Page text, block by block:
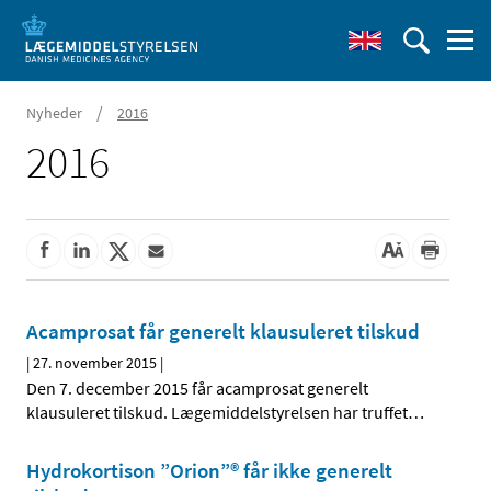
Nyheder / 2016
2016
Acamprosat får generelt klausuleret tilskud
|27. november 2015 |
Den 7. december 2015 får acamprosat generelt
klausuleret tilskud. Lægemiddelstyrelsen har truffet…
Hydrokortison ”Orion”® får ikke generelt